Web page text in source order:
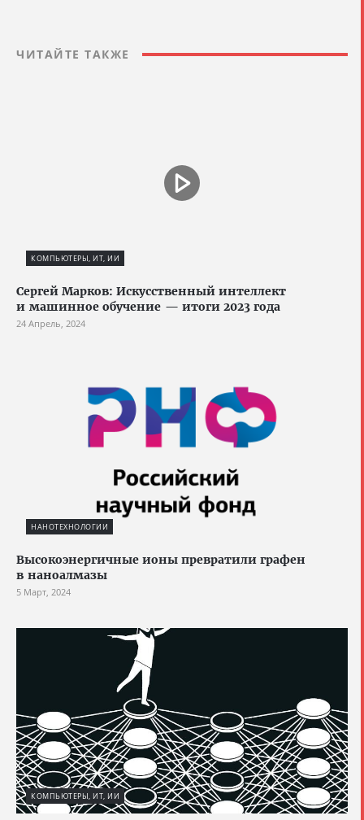
ЧИТАЙТЕ ТАКЖЕ
КОМПЬЮТЕРЫ, ИТ, ИИ
Сергей Марков: Искусственный интеллект
и машинное обучение — итоги 2023 года
24 Апрель, 2024
НАНОТЕХНОЛОГИИ
Высокоэнергичные ионы превратили графен
в наноалмазы
5 Март, 2024
КОМПЬЮТЕРЫ, ИТ, ИИ